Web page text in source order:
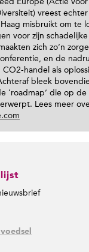
vreest
misbruikt om te
voor zijn
zich zo’n
en de
handel als
bleek
‘roadmap’ die op
Lees meer